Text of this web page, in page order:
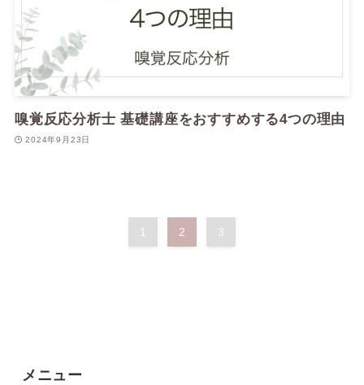
嗅覚反応分析士 基礎講座をおすすめする4つの理由
2024年9月23日
1 2 3
メニュー